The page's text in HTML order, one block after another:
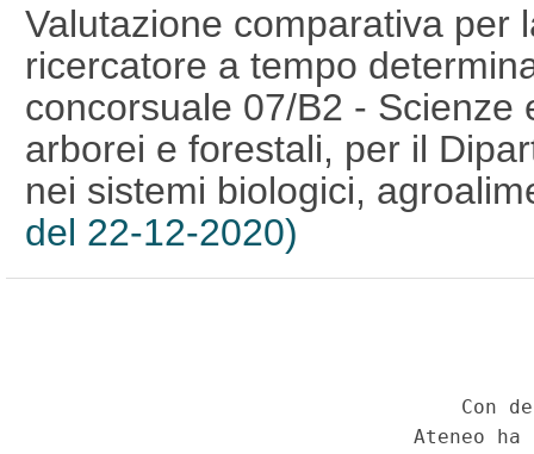
Valutazione comparativa per
ricercatore a tempo
concorsuale 07/B2 - Scienze
arborei e forestali, per il
nei sistemi biologici,
del 22-12-2020)